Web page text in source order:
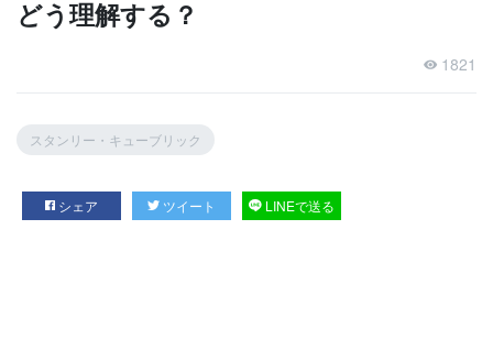
どう理解する？
1821
スタンリー・キューブリック
シェア ツイート LINEで送る